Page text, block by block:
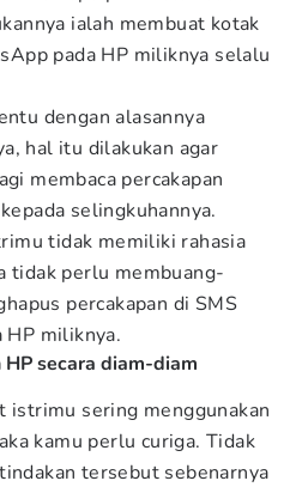
ialah membuat kotak
pada HP miliknya selalu
dengan alasannya
hal itu dilakukan agar
membaca percakapan
selingkuhannya.
tidak memiliki rahasia
tidak perlu membuang-
percakapan di SMS
HP miliknya.
secara diam-diam
istrimu sering menggunakan
kamu perlu curiga. Tidak
tersebut sebenarnya